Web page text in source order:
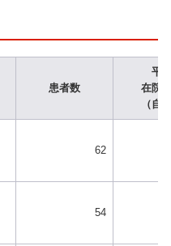
患者数
平
在院
（自
62
54